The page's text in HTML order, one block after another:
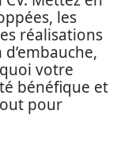
les
réalisations
votre
bénéfique et
pour